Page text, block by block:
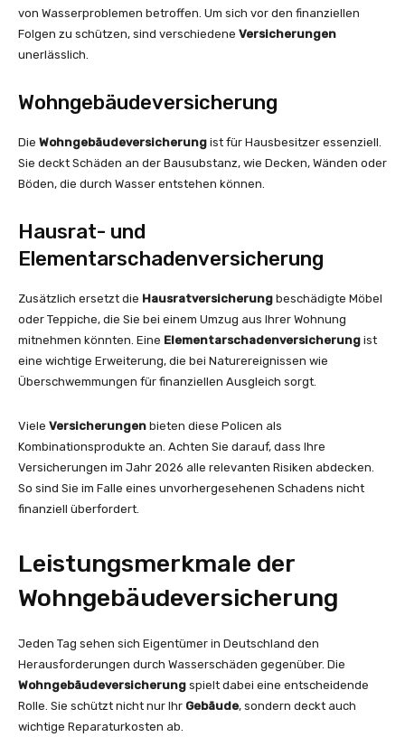
von Wasserproblemen betroffen. Um sich vor den finanziellen
Folgen zu schützen, sind verschiedene Versicherungen
unerlässlich.
Wohngebäudeversicherung
Die Wohngebäudeversicherung ist für Hausbesitzer essenziell.
Sie deckt Schäden an der Bausubstanz, wie Decken, Wänden oder
Böden, die durch Wasser entstehen können.
Hausrat- und
Elementarschadenversicherung
Zusätzlich ersetzt die Hausratversicherung beschädigte Möbel
oder Teppiche, die Sie bei einem Umzug aus Ihrer Wohnung
mitnehmen könnten. Eine Elementarschadenversicherung ist
eine wichtige Erweiterung, die bei Naturereignissen wie
Überschwemmungen für finanziellen Ausgleich sorgt.
Viele Versicherungen bieten diese Policen als
Kombinationsprodukte an. Achten Sie darauf, dass Ihre
Versicherungen im Jahr 2026 alle relevanten Risiken abdecken.
So sind Sie im Falle eines unvorhergesehenen Schadens nicht
finanziell überfordert.
Leistungsmerkmale der
Wohngebäudeversicherung
Jeden Tag sehen sich Eigentümer in Deutschland den
Herausforderungen durch Wasserschäden gegenüber. Die
Wohngebäudeversicherung spielt dabei eine entscheidende
Rolle. Sie schützt nicht nur Ihr Gebäude, sondern deckt auch
wichtige Reparaturkosten ab.